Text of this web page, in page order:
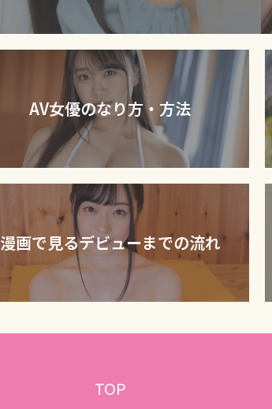
AV女優のなり方・方法
漫画で見るデビューまでの流れ
TOP